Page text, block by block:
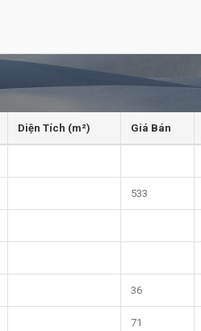
Diện Tích (m²) Giá Bán
533
36
71